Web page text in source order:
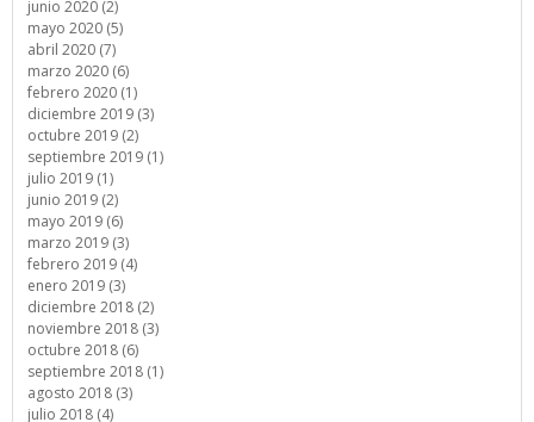
junio 2020 (2)
mayo 2020 (5)
abril 2020 (7)
marzo 2020 (6)
febrero 2020 (1)
diciembre 2019 (3)
octubre 2019 (2)
septiembre 2019 (1)
julio 2019 (1)
junio 2019 (2)
mayo 2019 (6)
marzo 2019 (3)
febrero 2019 (4)
enero 2019 (3)
diciembre 2018 (2)
noviembre 2018 (3)
octubre 2018 (6)
septiembre 2018 (1)
agosto 2018 (3)
julio 2018 (4)